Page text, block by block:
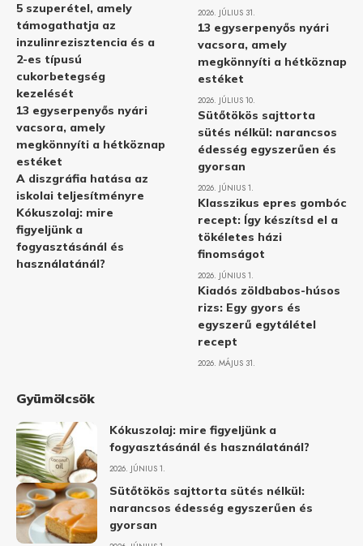
5 szuperétel, amely
támogathatja az
inzulinrezisztencia és a
2-es típusú
cukorbetegség
kezelését
13 egyserpenyős nyári
vacsora, amely
megkönnyíti a hétköznap
estéket
A diszgráfia hatása az
iskolai teljesítményre
Kókuszolaj: mire
figyeljünk a
fogyasztásánál és
használatánál?
2026. JÚLIUS 31.
13 egyserpenyős nyári
vacsora, amely
megkönnyíti a hétköznap
estéket
2026. JÚLIUS 10.
Sütőtökös sajttorta
sütés nélkül: narancsos
édesség egyszerűen és
gyorsan
2026. JÚNIUS 1.
Klasszikus epres gombóc
recept: Így készítsd el a
tökéletes házi
finomságot
2026. JÚNIUS 1.
Kiadós zöldbabos-húsos
rizs: Egy gyors és
egyszerű egytálétel
recept
2026. MÁJUS 31.
Gyümölcsök
Kókuszolaj: mire figyeljünk a
fogyasztásánál és használatánál?
2026. JÚNIUS 1.
Sütőtökös sajttorta sütés nélkül:
narancsos édesség egyszerűen és
gyorsan